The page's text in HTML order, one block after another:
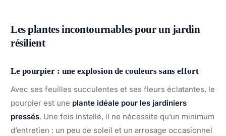
Les plantes incontournables pour un jardin
résilient
Le pourpier : une explosion de couleurs sans effort
Avec ses feuilles succulentes et ses fleurs éclatantes, le
pourpier est une plante idéale pour les jardiniers
pressés. Une fois installé, il ne nécessite qu’un minimum
d’entretien : un peu de soleil et un arrosage occasionnel